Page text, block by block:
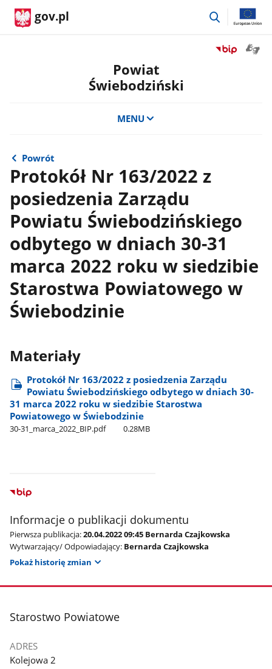
gov.pl
przejdź
Przejdź
Powiat
Świebodziński
MENU
Powrót
Protokół Nr 163/2022 z
posiedzenia Zarządu
Powiatu Świebodzińskiego
odbytego w dniach 30-31
marca 2022 roku w siedzibie
Starostwa Powiatowego w
Świebodzinie
Materiały
Protokół Nr 163/2022 z posiedzenia Zarządu
Powiatu Świebodzińskiego odbytego w dniach 30-
31 marca 2022 roku w siedzibie Starostwa
Powiatowego w Świebodzinie
30-31​_marca​_2022​_BIP.pdf 0.28MB
Informacje o publikacji dokumentu
Pierwsza publikacja:20.04.2022 09:45 Bernarda Czajkowska
Wytwarzający/ Odpowiadający: Bernarda Czajkowska
Pokaż historię zmian
stopka
Starostwo Powiatowe
ADRES
Kolejowa 2